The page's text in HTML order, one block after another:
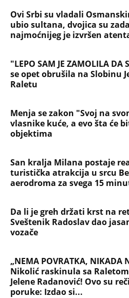
Ovi Srbi su vladali
ubio sultana, dvojica su
najmoćnijeg je izvršen
"LEPO SAM JE ZAMOLILA
se opet obrušila na Slobinu
Raletu
Menja se zakon "Svoj na
vlasnike kuće, a evo šta će
objektima
San kralja Milana postaje
turistička atrakcija u srcu
aerodroma za svega 15
Da li je greh držati krst na
Sveštenik Radoslav dao
vozače
„NEMA POVRATKA, NIKADA
Nikolić raskinula sa
Jelene Radanović! Ovo su
poruke: Izdao si...